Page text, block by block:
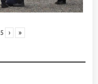
5 › »